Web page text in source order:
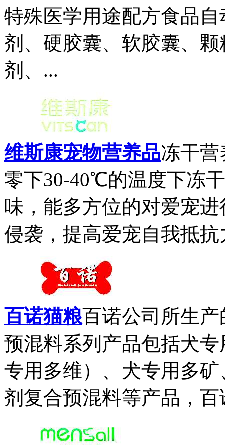
特殊医学用途配方食品
剂、硬胶囊、软胶囊、
剂、...
维斯康宠物营养品冻干
零下30-40℃的温度下冻
味，能多方位的对爱宠
侵袭，提高爱宠自我抵
百诺猫粮百诺公司所生
预混料系列产品包括犬
专用多维）、犬专用多
剂复合预混料等产品，